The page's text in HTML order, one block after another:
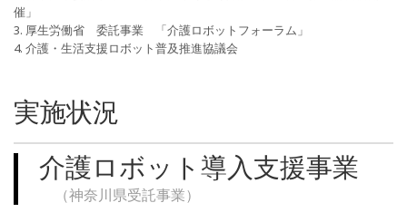
催」
厚生労働省 委託事業 「介護ロボットフォーラム」
介護・生活支援ロボット普及推進協議会
実施状況
介護ロボット導入支援事業
（神奈川県受託事業）